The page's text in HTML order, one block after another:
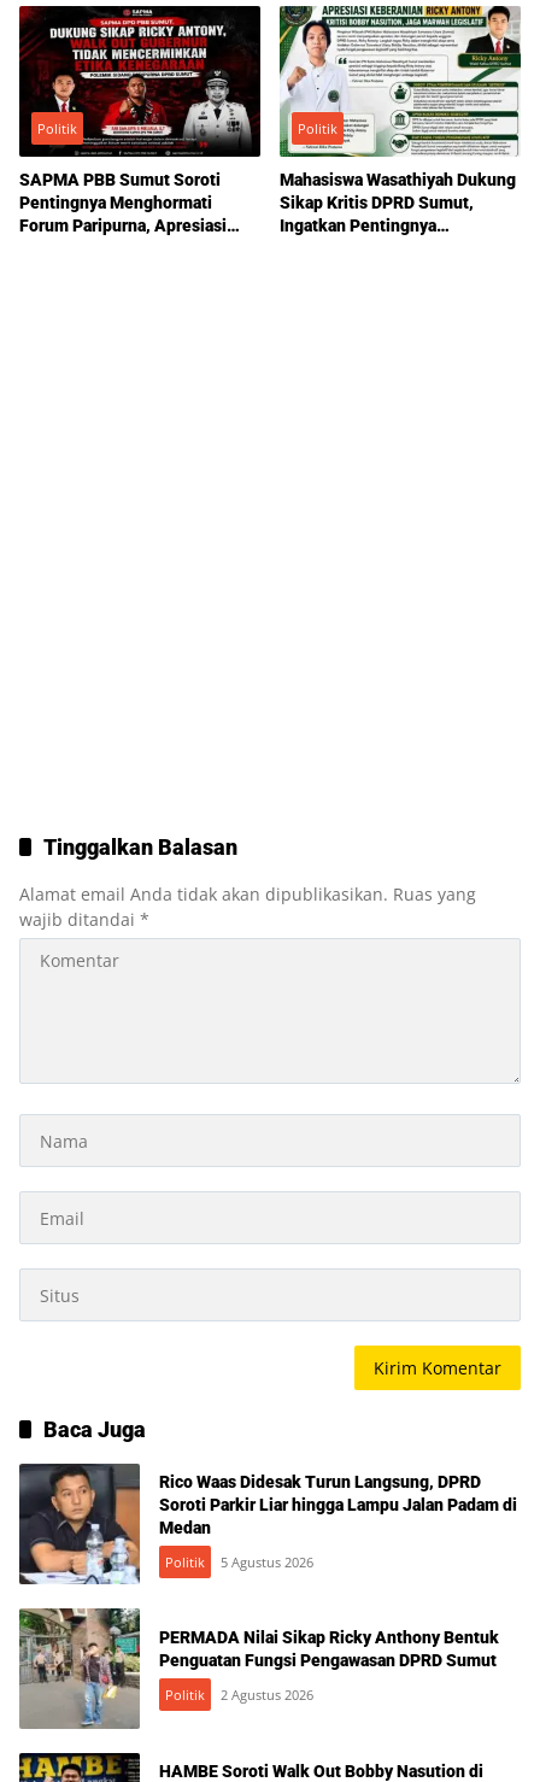
Politik
SAPMA PBB Sumut Soroti
Pentingnya Menghormati
Forum Paripurna, Apresiasi
Politik
Mahasiswa Wasathiyah Dukung
Sikap Kritis DPRD Sumut,
Ingatkan Pentingnya
Tinggalkan Balasan
Alamat email Anda tidak akan dipublikasikan. Ruas yang
wajib ditandai *
Baca Juga
Rico Waas Didesak Turun Langsung, DPRD
Soroti Parkir Liar hingga Lampu Jalan Padam di
Medan
Politik 5 Agustus 2026
PERMADA Nilai Sikap Ricky Anthony Bentuk
Penguatan Fungsi Pengawasan DPRD Sumut
Politik 2 Agustus 2026
HAMBE Soroti Walk Out Bobby Nasution di